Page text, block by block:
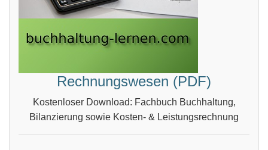
Rechnungswesen (PDF)
Kostenloser Download: Fachbuch Buchhaltung,
Bilanzierung sowie Kosten- & Leistungsrechnung